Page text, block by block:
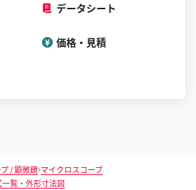
データシート
価格・見積
/ 顕微鏡 マイクロスコープ
一覧・外形寸法図